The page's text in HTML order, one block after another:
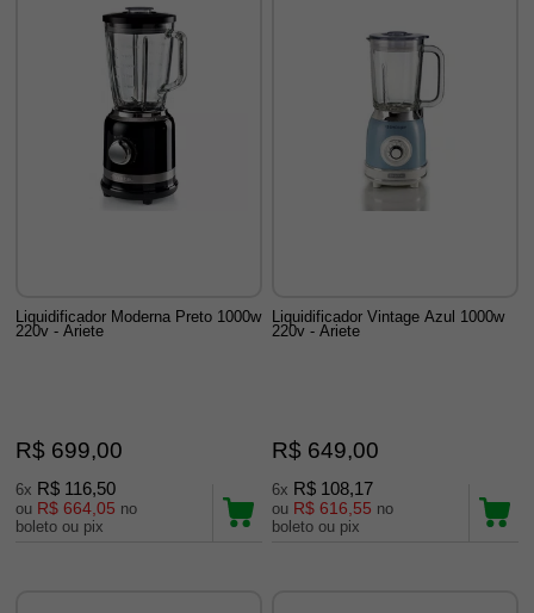
Liquidificador Moderna Preto 1000w
220v - Ariete
R$ 699,00
6x R$ 116,50
ou R$ 664,05 no
boleto ou pix
Liquidificador Vintage Azul 1000w
220v - Ariete
R$ 649,00
6x R$ 108,17
ou R$ 616,55 no
boleto ou pix